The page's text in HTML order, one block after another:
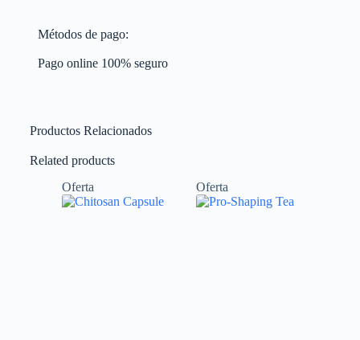
Métodos de pago:
Pago online 100% seguro
Productos Relacionados
Related products
Oferta
Oferta